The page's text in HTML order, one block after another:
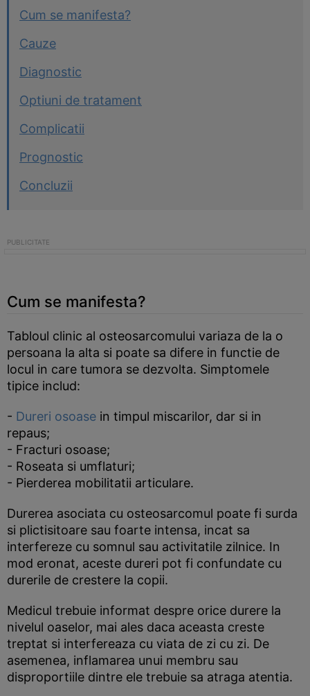
Cum se manifesta?
Cauze
Diagnostic
Optiuni de tratament
Complicatii
Prognostic
Concluzii
Cum se manifesta?
Tabloul clinic al osteosarcomului variaza de la o
persoana la alta si poate sa difere in functie de
locul in care tumora se dezvolta. Simptomele
tipice includ:
- Dureri osoase in timpul miscarilor, dar si in
repaus;
- Fracturi osoase;
- Roseata si umflaturi;
- Pierderea mobilitatii articulare.
Durerea asociata cu osteosarcomul poate fi surda
si plictisitoare sau foarte intensa, incat sa
interfereze cu somnul sau activitatile zilnice. In
mod eronat, aceste dureri pot fi confundate cu
durerile de crestere la copii.
Medicul trebuie informat despre orice durere la
nivelul oaselor, mai ales daca aceasta creste
treptat si interfereaza cu viata de zi cu zi. De
asemenea, inflamarea unui membru sau
disproportiile dintre ele trebuie sa atraga atentia.